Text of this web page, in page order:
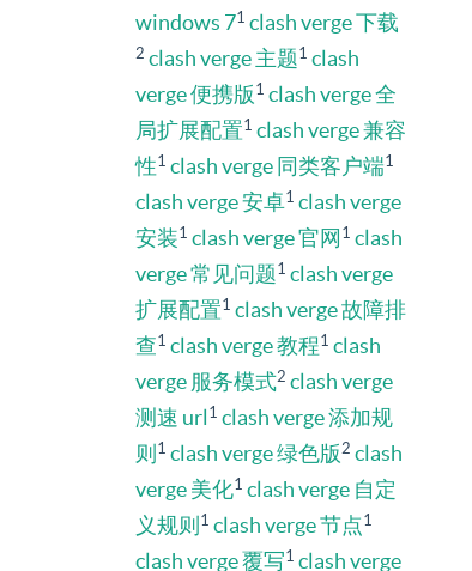
windows 71 clash verge 下载
2 clash verge 主题1 clash
verge 便携版 1 clash verge 全
局扩展配置1 clash verge 兼容
性1 clash verge 同类客户端1
clash verge 安卓1 clash verge
安装1 clash verge 官网 1 clash
verge 常见问题1 clash verge
扩展配置1 clash verge 故障排
查1 clash verge 教程1 clash
verge 服务模式2 clash verge
测速 url 1 clash verge 添加规
则 1 clash verge 绿色版 2 clash
verge 美化1 clash verge 自定
义规则 1 clash verge 节点1
clash verge 覆写1 clash verge